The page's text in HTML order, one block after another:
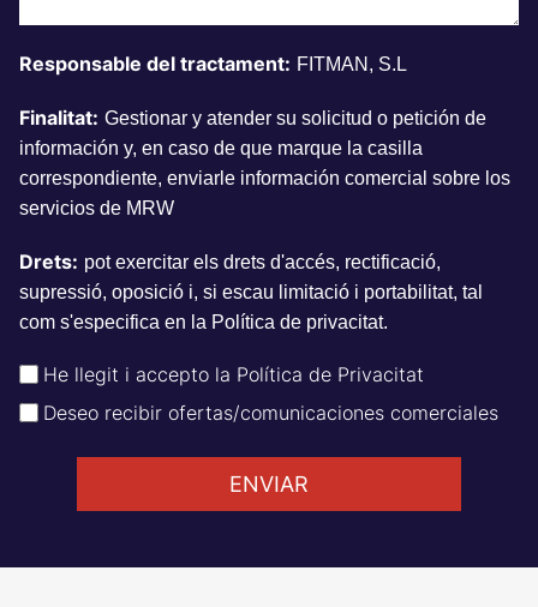
Responsable del tractament: FITMAN, S.L
Finalitat: Gestionar y atender su solicitud o petición de
información y, en caso de que marque la casilla
correspondiente, enviarle información comercial sobre los
servicios de MRW
Drets: pot exercitar els drets d'accés, rectificació,
supressió, oposició i, si escau limitació i portabilitat, tal
com s'especifica en la Política de privacitat.
He llegit i accepto la Política de Privacitat
Deseo recibir ofertas/comunicaciones comerciales
ENVIAR